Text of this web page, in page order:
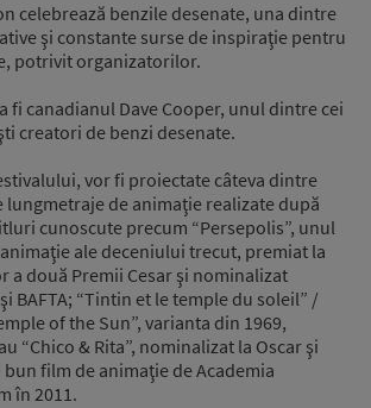
celebrează benzile desenate, una dintre
şi constante surse de inspiraţie pentru
potrivit organizatorilor.
fi canadianul Dave Cooper, unul dintre cei
creatori de benzi desenate.
vor fi proiectate câteva dintre
lungmetraje de animaţie realizate după
cunoscute precum “Persepolis”, unul
ale deceniului trecut, premiat la
a două Premii Cesar şi nominalizat
BAFTA; “Tintin et le temple du soleil” /
of the Sun”, varianta din 1969,
“Chico & Rita”, nominalizat la Oscar şi
film de animaţie de Academia
în 2011.